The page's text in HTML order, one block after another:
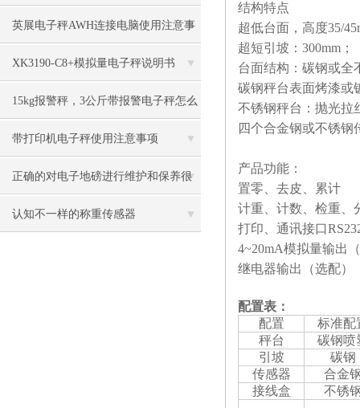
英展电子秤AWH连接电脑使用注意事
项
XK3190-C8+模拟量电子秤说明书
15kg报警秤，3公斤带报警电子秤怎么
保养
带打印机电子秤使用注意事项
正确的对电子地磅进行维护和保养很
有必要
认知不一样的称重传感器
结构特点
超低台面，高度35/
超短引坡： 300mm ；
台面结构：碳钢或全
碳钢秤台表面烤漆或
不锈钢秤台：抛光拉
四个合金钢或不锈钢
产品功能：
置零、去皮、累计
计重、计数、检重、
打印、通讯接口
4~20mA模拟量输出
继电器输出（选配）
配置表：
配置
标准配
秤台
碳钢喷
引坡
碳钢
传感器
合金
接线盒
不锈